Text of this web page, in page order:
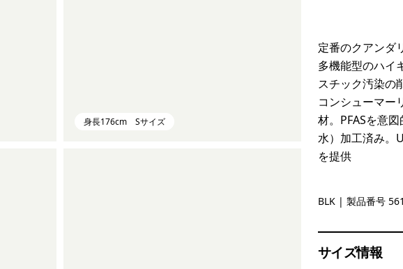
身長176cm Sサイズ
定番のクアンダ
多機能型のハイ
スチック汚染の
コンシューマー
材。PFASを意
水）加工済み。
を提供
Black
BLK | 製品番号
サイズ情報